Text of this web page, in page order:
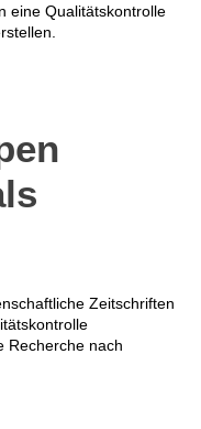
eine Qualitätskontrolle
Zeitschriften
Recherche nach